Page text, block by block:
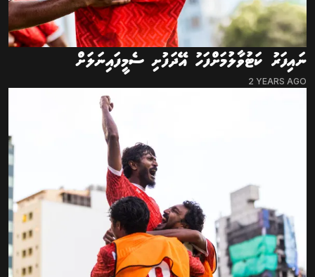
ނައިފަރު ކަޓުވާލުމަށްފަހު އޭދަފުށި ސެމީފައިނަލަށް
2 YEARS AGO